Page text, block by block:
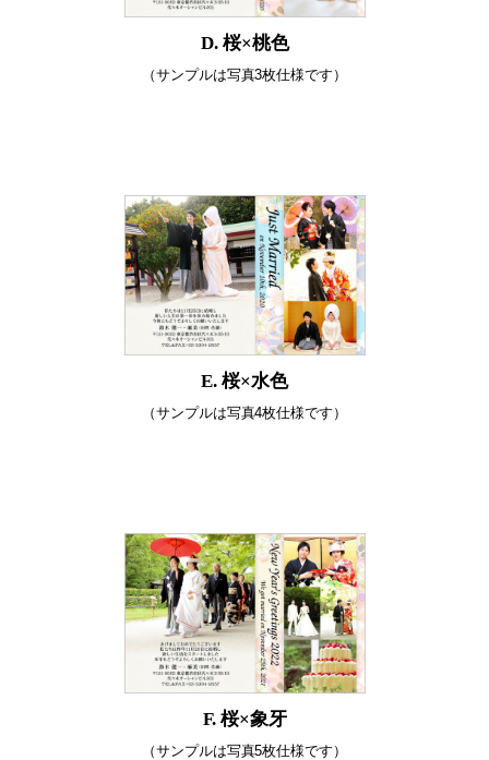
D. 桜×桃色
（サンプルは写真3枚仕様です）
E. 桜×水色
（サンプルは写真4枚仕様です）
F. 桜×象牙
（サンプルは写真5枚仕様です）